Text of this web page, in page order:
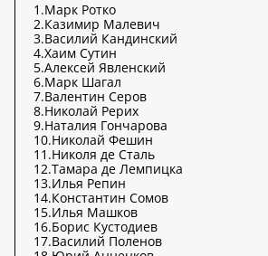
1.Марк Ротко
2.Казимир Малевич
3.Василий Кандинский
4.Хаим Сутин
5.Алексей Явленский
6.Марк Шагал
7.Валентин Серов
8.Николай Рерих
9.Наталия Гончарова
10.Николай Фешин
11.Николя де Сталь
12.Тамара де Лемпицка
13.Илья Репин
14.Константин Сомов
15.Илья Машков
16.Борис Кустодиев
17.Василий Поленов